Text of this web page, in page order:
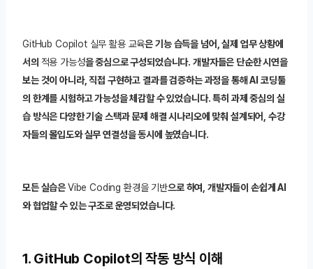
GitHub Copilot 실무 활용 교육은 기능 습득을 넘어, 실제 업무 상황에
서의 적용 가능성을 중심으로 구성되었습니다. 개발자들은 단순한 시연을
보는 것이 아니라, 직접 구현하고 결과를 검증하는 과정을 통해 AI 코딩툴
의 한계를 시험하고 가능성을 체감할 수 있었습니다. 특히 과제 중심의 실
습 방식은 다양한 기술 스택과 문제 해결 시나리오에 맞춰 설계되어, 수강
자들의 몰입도와 실무 연결성을 동시에 높였습니다.
모든 실습은Vibe Coding 환경을 기반으로 하여, 개발자들이 손쉽게 AI
와 협업할 수 있는 구조로 운영되었습니다.
1. GitHub Copilot의 작동 방식 이해